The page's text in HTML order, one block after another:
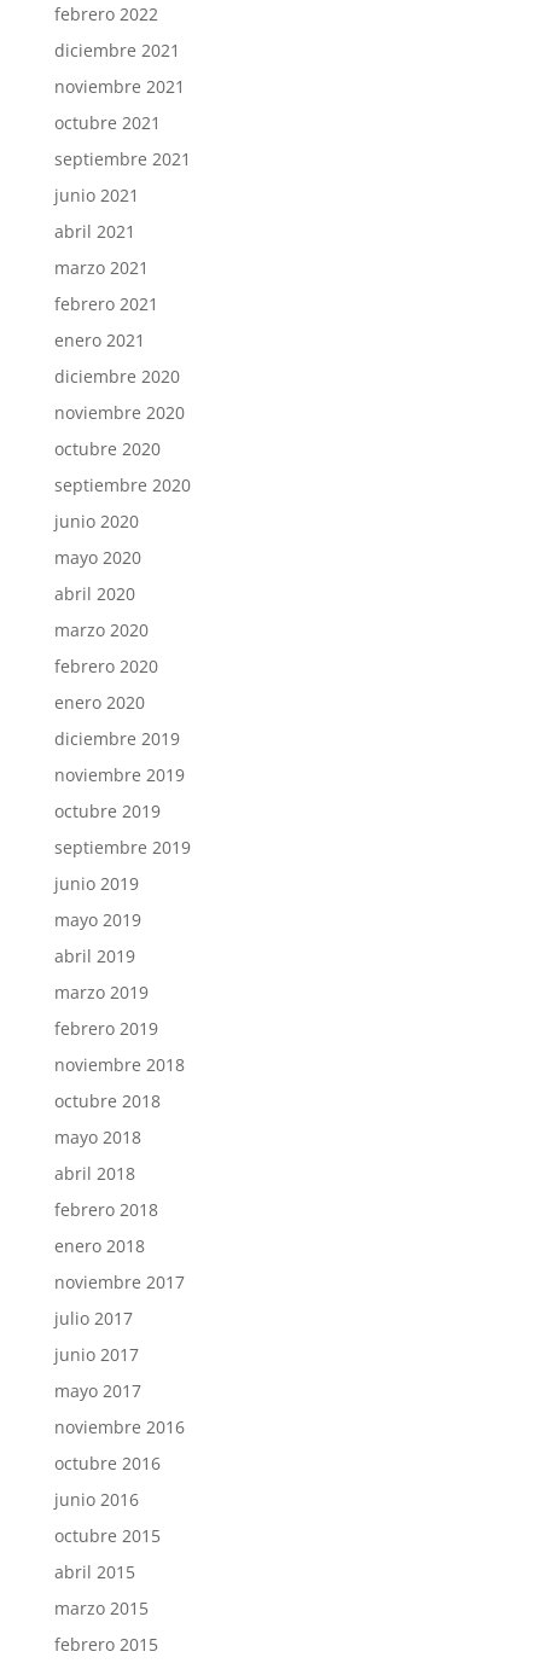
febrero 2022
diciembre 2021
noviembre 2021
octubre 2021
septiembre 2021
junio 2021
abril 2021
marzo 2021
febrero 2021
enero 2021
diciembre 2020
noviembre 2020
octubre 2020
septiembre 2020
junio 2020
mayo 2020
abril 2020
marzo 2020
febrero 2020
enero 2020
diciembre 2019
noviembre 2019
octubre 2019
septiembre 2019
junio 2019
mayo 2019
abril 2019
marzo 2019
febrero 2019
noviembre 2018
octubre 2018
mayo 2018
abril 2018
febrero 2018
enero 2018
noviembre 2017
julio 2017
junio 2017
mayo 2017
noviembre 2016
octubre 2016
junio 2016
octubre 2015
abril 2015
marzo 2015
febrero 2015